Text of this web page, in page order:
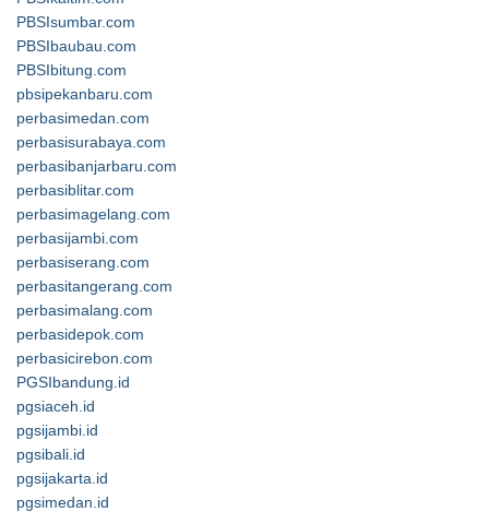
PBSIsumbar.com
PBSIbaubau.com
PBSIbitung.com
pbsipekanbaru.com
perbasimedan.com
perbasisurabaya.com
perbasibanjarbaru.com
perbasiblitar.com
perbasimagelang.com
perbasijambi.com
perbasiserang.com
perbasitangerang.com
perbasimalang.com
perbasidepok.com
perbasicirebon.com
PGSIbandung.id
pgsiaceh.id
pgsijambi.id
pgsibali.id
pgsijakarta.id
pgsimedan.id